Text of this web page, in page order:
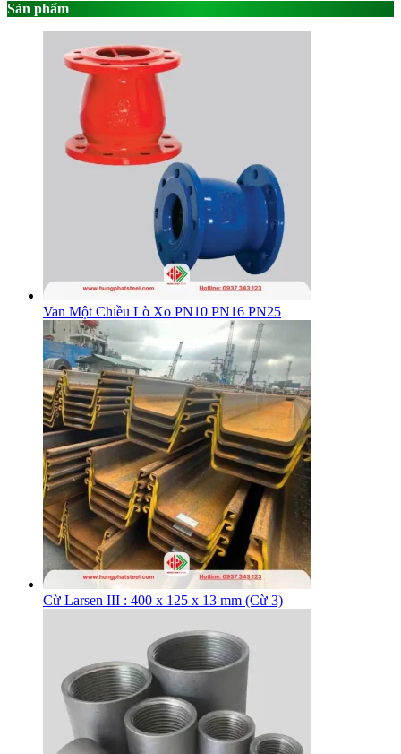
Sản phẩm
Van Một Chiều Lò Xo PN10 PN16 PN25
Cừ Larsen III : 400 x 125 x 13 mm (Cừ 3)